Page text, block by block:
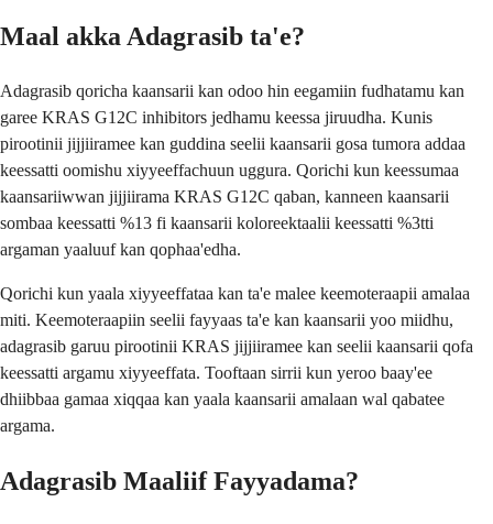
Maal akka Adagrasib ta'e?
Adagrasib qoricha kaansarii kan odoo hin eegamiin fudhatamu kan
garee KRAS G12C inhibitors jedhamu keessa jiruudha. Kunis
pirootinii jijjiiramee kan guddina seelii kaansarii gosa tumora addaa
keessatti oomishu xiyyeeffachuun uggura. Qorichi kun keessumaa
kaansariiwwan jijjiirama KRAS G12C qaban, kanneen kaansarii
sombaa keessatti %13 fi kaansarii koloreektaalii keessatti %3tti
argaman yaaluuf kan qophaa'edha.
Qorichi kun yaala xiyyeeffataa kan ta'e malee keemoteraapii amalaa
miti. Keemoteraapiin seelii fayyaas ta'e kan kaansarii yoo miidhu,
adagrasib garuu pirootinii KRAS jijjiiramee kan seelii kaansarii qofa
keessatti argamu xiyyeeffata. Tooftaan sirrii kun yeroo baay'ee
dhiibbaa gamaa xiqqaa kan yaala kaansarii amalaan wal qabatee
argama.
Adagrasib Maaliif Fayyadama?